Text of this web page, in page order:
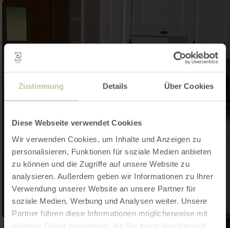
Zustimmung Details Über Cookies
Diese Webseite verwendet Cookies
Wir verwenden Cookies, um Inhalte und Anzeigen zu
personalisieren, Funktionen für soziale Medien anbieten
zu können und die Zugriffe auf unsere Website zu
analysieren. Außerdem geben wir Informationen zu Ihrer
Verwendung unserer Website an unsere Partner für
soziale Medien, Werbung und Analysen weiter. Unsere
Partner führen diese Informationen möglicherweise mit
weiteren Daten zusammen, die Sie ihnen bereitgestellt